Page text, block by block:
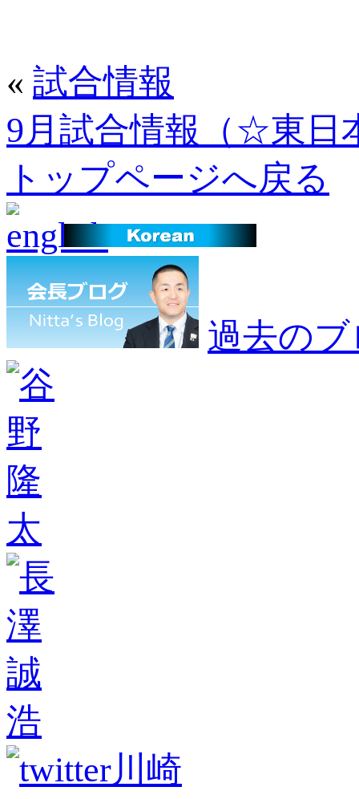
« 試合情報
9月試合情報（☆東日
トップページへ戻る
過去の